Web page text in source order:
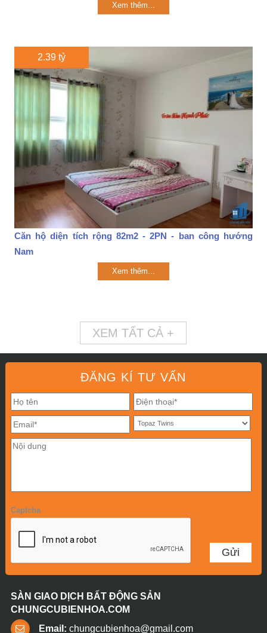
Xem thêm...
2.39 tỷ
Căn hộ diện tích rộng 82m2 - 2PN - ban công hướng
Nam
Xem thêm...
XEM TẤT CẢ +
ĐĂNG KÍ TƯ VẤN
Captcha
SÀN GIAO DỊCH BẤT ĐỘNG SẢN
CHUNGCUBIENHOA.COM
Email: chungcubienhoa@gmail.com